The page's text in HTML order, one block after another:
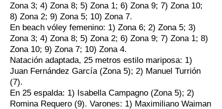
Zona 3; 4) Zona 8; 5) Zona 1; 6) Zona 9; 7) Zona 10;
8) Zona 2; 9) Zona 5; 10) Zona 7.
En beach vóley femenino: 1) Zona 6; 2) Zona 5; 3)
Zona 3; 4) Zona 8; 5) Zona 2; 6) Zona 9; 7) Zona 1; 8)
Zona 10; 9) Zona 7; 10) Zona 4.
Natación adaptada, 25 metros estilo mariposa: 1)
Juan Fernández García (Zona 5); 2) Manuel Turrión
(7).
En 25 espalda: 1) Isabella Campagno (Zona 5); 2)
Romina Requero (9). Varones: 1) Maximiliano Waiman